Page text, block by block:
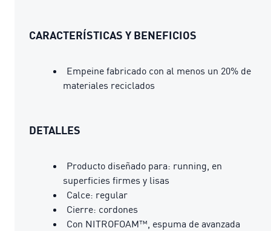
CARACTERÍSTICAS Y BENEFICIOS
Empeine fabricado con al menos un 20% de
materiales reciclados
DETALLES
Producto diseñado para: running, en
superficies firmes y lisas
Calce: regular
Cierre: cordones
Con NITROFOAM™, espuma de avanzada